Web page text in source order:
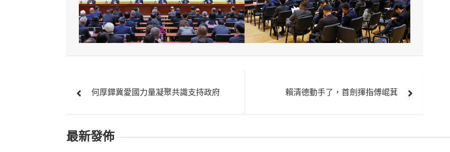
章
覽
何厚鏵冀愛國力量凝聚共識支持政府 賴清德動手了，首劍揮指傅崐萁
最新發佈